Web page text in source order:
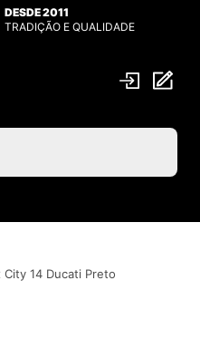
DESDE 2011
TRADIÇÃO E QUALIDADE
City 14 Ducati Preto